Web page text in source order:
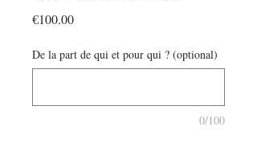
€100.00Price
De la part de qui et pour qui ? (optional)
0/100